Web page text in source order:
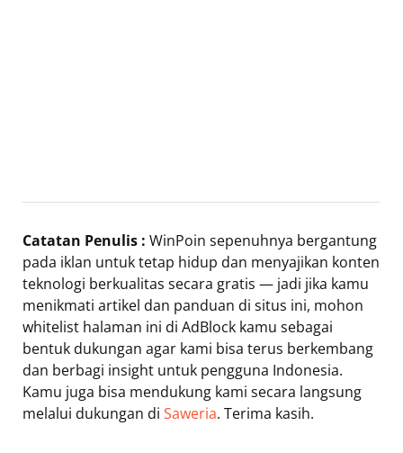
Catatan Penulis : WinPoin sepenuhnya bergantung
pada iklan untuk tetap hidup dan menyajikan konten
teknologi berkualitas secara gratis — jadi jika kamu
menikmati artikel dan panduan di situs ini, mohon
whitelist halaman ini di AdBlock kamu sebagai
bentuk dukungan agar kami bisa terus berkembang
dan berbagi insight untuk pengguna Indonesia.
Kamu juga bisa mendukung kami secara langsung
melalui dukungan di Saweria. Terima kasih.